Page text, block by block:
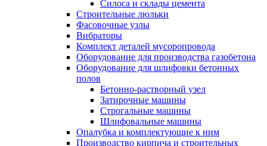
Силоса и склады цемента
Строительные люльки
Фасовочные узлы
Вибраторы
Комплект деталей мусоропровода
Оборудование для производства газобетона
Оборудование для шлифовки бетонных
полов
Бетонно-растворный узел
Затирочные машины
Строгальные машины
Шлифовальные машины
Опалубка и комплектующие к ним
Производство кирпича и строительных